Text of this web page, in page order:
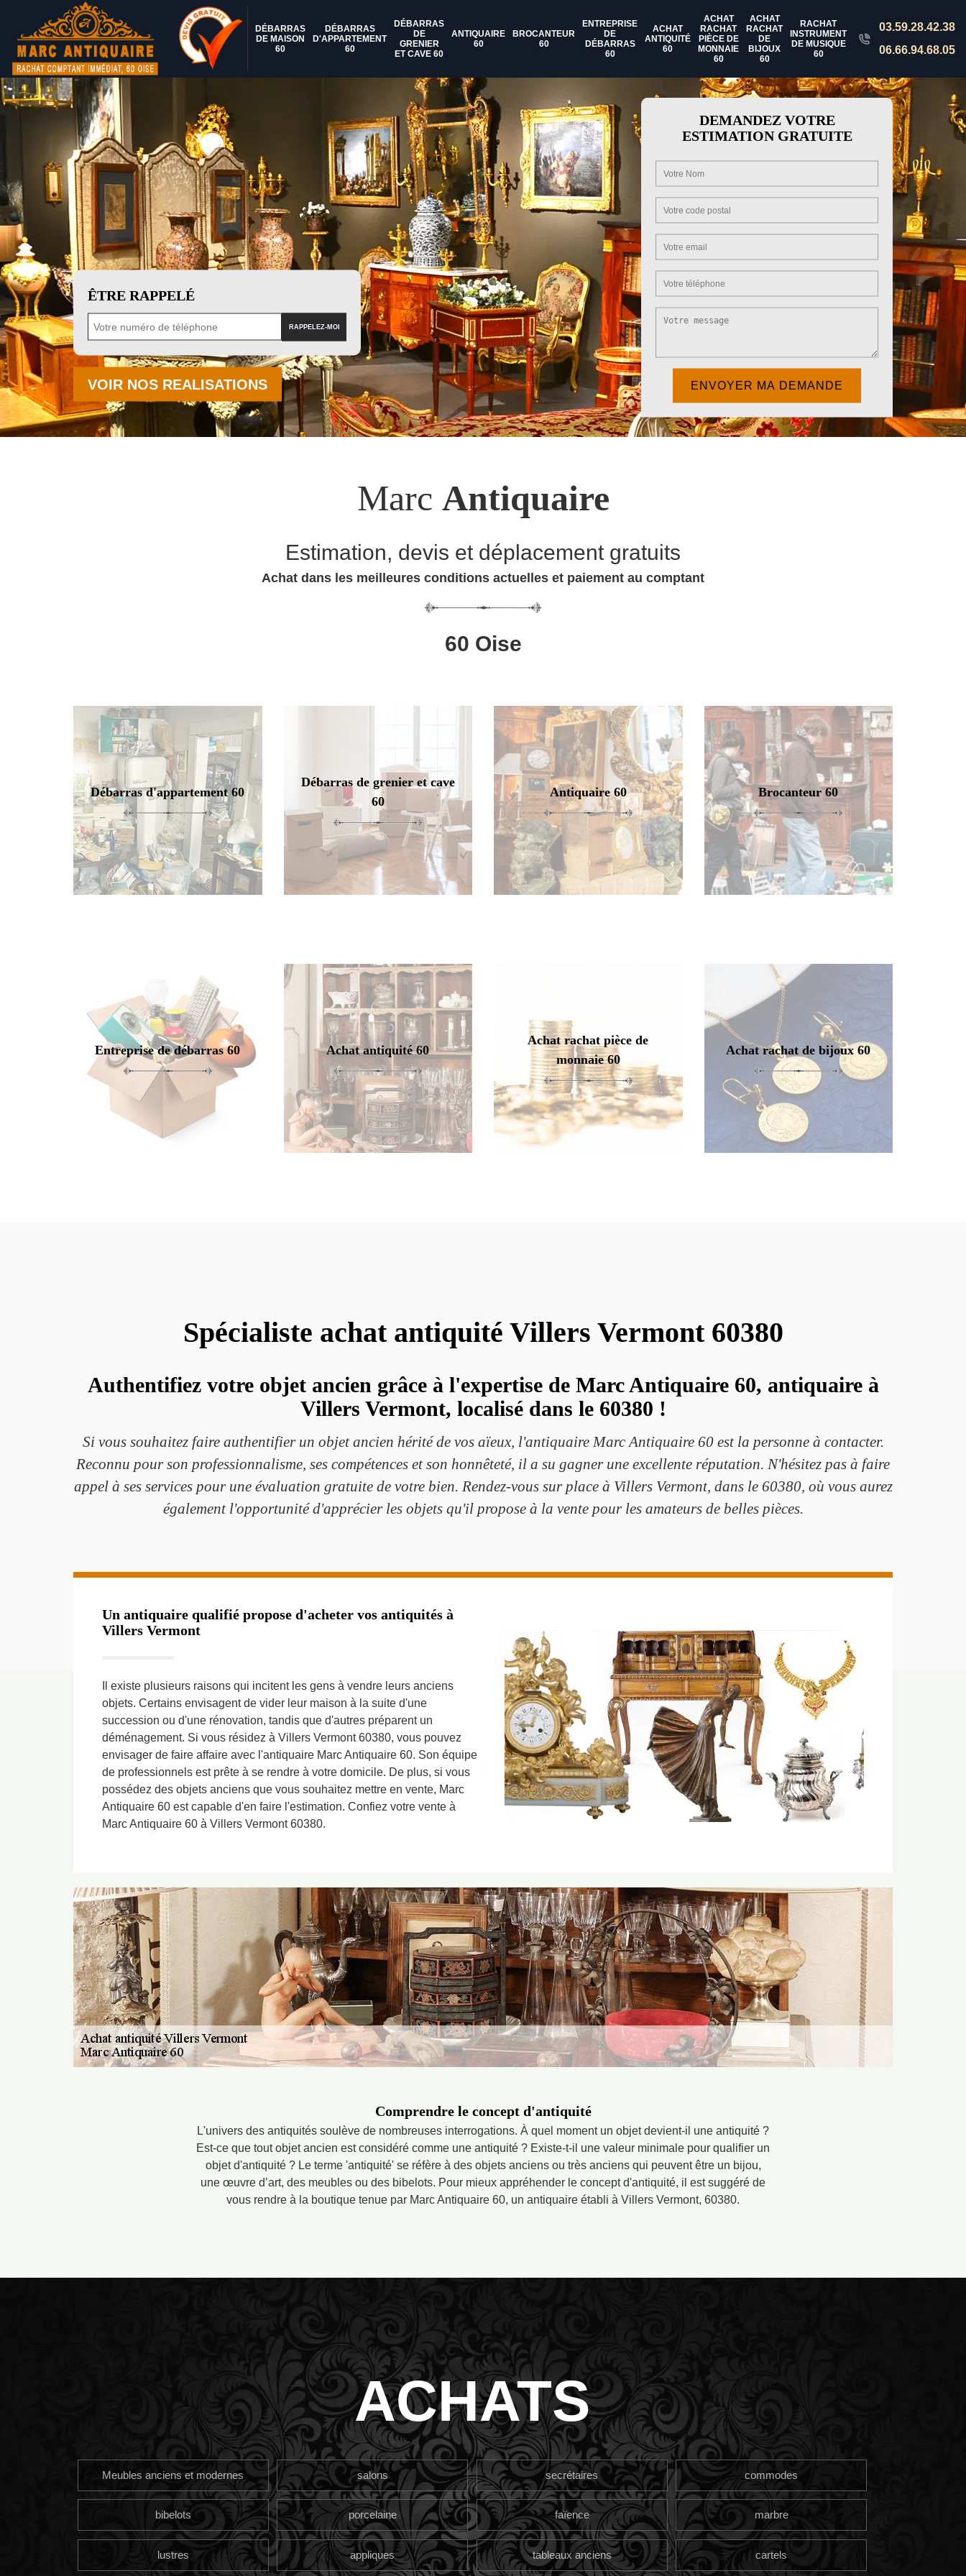
DÉBARRAS
DE MAISON
60
DÉBARRAS
D'APPARTEMENT
60
DÉBARRAS
DE
GRENIER
ET CAVE 60
ANTIQUAIRE
60
BROCANTEUR
60
ENTREPRISE
DE
DÉBARRAS
60
ACHAT
ANTIQUITÉ
60
ACHAT
RACHAT
PIÈCE DE
MONNAIE
60
ACHAT
RACHAT
DE
BIJOUX
60
RACHAT
INSTRUMENT
DE MUSIQUE
60
03.59.28.42.38
06.66.94.68.05
ÊTRE RAPPELÉ
VOIR NOS REALISATIONS
DEMANDEZ VOTRE
ESTIMATION GRATUITE
Marc Antiquaire
Estimation, devis et déplacement gratuits
Achat dans les meilleures conditions actuelles et paiement au comptant
60 Oise
Débarras d'appartement 60
Débarras de grenier et cave
60
Antiquaire 60 Brocanteur 60
Entreprise de débarras 60 Achat antiquité 60
Achat rachat pièce de
monnaie 60
Achat rachat de bijoux 60
Spécialiste achat antiquité Villers Vermont 60380
Authentifiez votre objet ancien grâce à l'expertise de Marc Antiquaire 60, antiquaire à
Villers Vermont, localisé dans le 60380 !
Si vous souhaitez faire authentifier un objet ancien hérité de vos aïeux, l'antiquaire Marc Antiquaire 60 est la personne à contacter.
Reconnu pour son professionnalisme, ses compétences et son honnêteté, il a su gagner une excellente réputation. N'hésitez pas à faire
appel à ses services pour une évaluation gratuite de votre bien. Rendez-vous sur place à Villers Vermont, dans le 60380, où vous aurez
également l'opportunité d'apprécier les objets qu'il propose à la vente pour les amateurs de belles pièces.
Un antiquaire qualifié propose d'acheter vos antiquités à
Villers Vermont
Il existe plusieurs raisons qui incitent les gens à vendre leurs anciens
objets. Certains envisagent de vider leur maison à la suite d'une
succession ou d'une rénovation, tandis que d'autres préparent un
déménagement. Si vous résidez à Villers Vermont 60380, vous pouvez
envisager de faire affaire avec l'antiquaire Marc Antiquaire 60. Son équipe
de professionnels est prête à se rendre à votre domicile. De plus, si vous
possédez des objets anciens que vous souhaitez mettre en vente, Marc
Antiquaire 60 est capable d'en faire l'estimation. Confiez votre vente à
Marc Antiquaire 60 à Villers Vermont 60380.
Comprendre le concept d'antiquité
L'univers des antiquités soulève de nombreuses interrogations. À quel moment un objet devient-il une antiquité ?
Est-ce que tout objet ancien est considéré comme une antiquité ? Existe-t-il une valeur minimale pour qualifier un
objet d'antiquité ? Le terme 'antiquité' se réfère à des objets anciens ou très anciens qui peuvent être un bijou,
une œuvre d’art, des meubles ou des bibelots. Pour mieux appréhender le concept d'antiquité, il est suggéré de
vous rendre à la boutique tenue par Marc Antiquaire 60, un antiquaire établi à Villers Vermont, 60380.
ACHATS
Meubles anciens et modernes salons secrétaires commodes
bibelots porcelaine faïence marbre
lustres appliques tableaux anciens cartels